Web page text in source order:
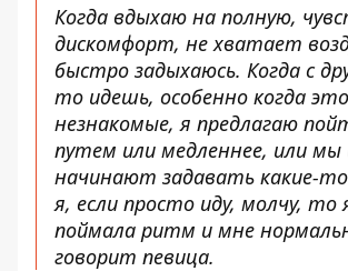
Когда вдыхаю на полную,
дискомфорт, не хватает
быстро задыхаюсь. Когда с
то идешь, особенно когда это
незнакомые, я предлагаю
путем или медленнее, или
начинают задавать какие-
я, если просто иду, молчу,
поймала ритм и мне
говорит певица.